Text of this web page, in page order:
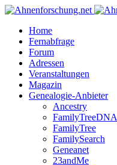
Home
Fernabfrage
Forum
Adressen
Veranstaltungen
Magazin
Genealogie-Anbieter
Ancestry
FamilyTreeDNA
FamilyTree
FamilySearch
Geneanet
23andMe